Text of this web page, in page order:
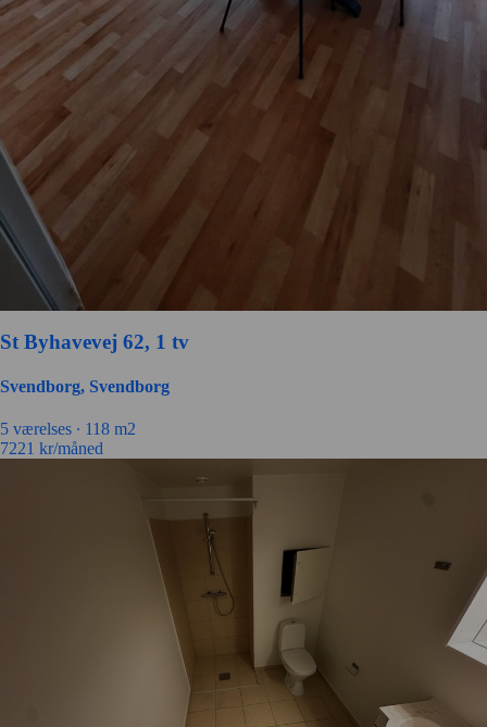
St Byhavevej 62, 1 tv
Svendborg, Svendborg
5 værelses ∙ 118 m2
7221 kr/måned